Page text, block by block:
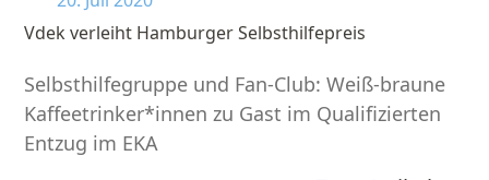
Vdek verleiht Hamburger Selbsthilfepreis
Selbsthilfegruppe und Fan-Club: Weiß-braune
Kaffeetrinker*innen zu Gast im Qualifizierten
Entzug im EKA